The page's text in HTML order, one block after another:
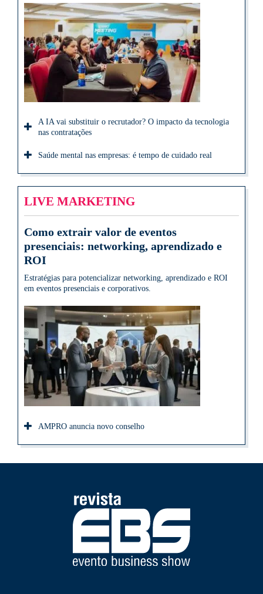
A IA vai substituir o recrutador? O impacto da tecnologia
nas contratações
Saúde mental nas empresas: é tempo de cuidado real
LIVE MARKETING
Como extrair valor de eventos
presenciais: networking, aprendizado e
ROI
Estratégias para potencializar networking, aprendizado e ROI
em eventos presenciais e corporativos.
AMPRO anuncia novo conselho